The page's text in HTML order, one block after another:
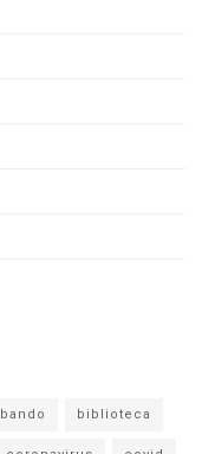
bando biblioteca